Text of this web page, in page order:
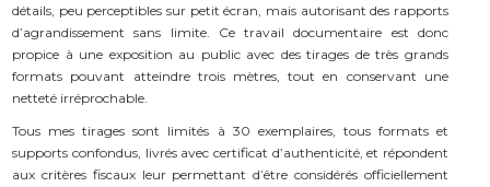
détails, peu perceptibles sur petit écran, mais autorisant des rapports
d’agrandissement sans limite. Ce travail documentaire est donc
propice à une exposition au public avec des tirages de très grands
formats pouvant atteindre trois mètres, tout en conservant une
netteté irréprochable.
Tous mes tirages sont limités à 30 exemplaires, tous formats et
supports confondus, livrés avec certificat d’authenticité, et répondent
aux critères fiscaux leur permettant d’être considérés officiellement